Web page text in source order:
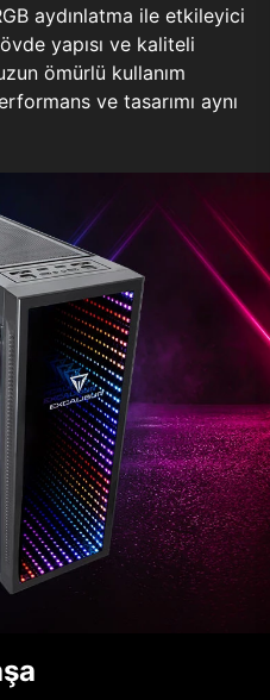
aydınlatma ile etkileyici
yapısı ve kaliteli
ömürlü kullanım
ve tasarımı aynı